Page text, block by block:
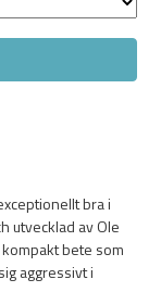
bra i
utvecklad av Ole
bete som
aggressivt i